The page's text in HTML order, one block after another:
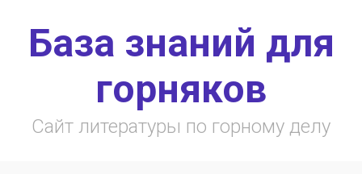
База знаний для
горняков
Сайт литературы по горному делу